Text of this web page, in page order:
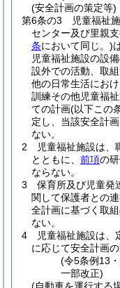
(安全計画の策定等)
第6条の3
児童福祉
センター及び里親
条において同じ。)
児童福祉施設の設
設外での活動、取
他の日常生活にお
訓練その他児童福
ての計画(以下この
定し、当該安全計
ない。
2
児童福祉施設は、
とともに、 前項の
ならない。
3
保育所及び児童発
関して保護者との
全計画に基づく取
ない。
4
児童福祉施設は、
に応じて安全計画
(令5条例13
一部改正)